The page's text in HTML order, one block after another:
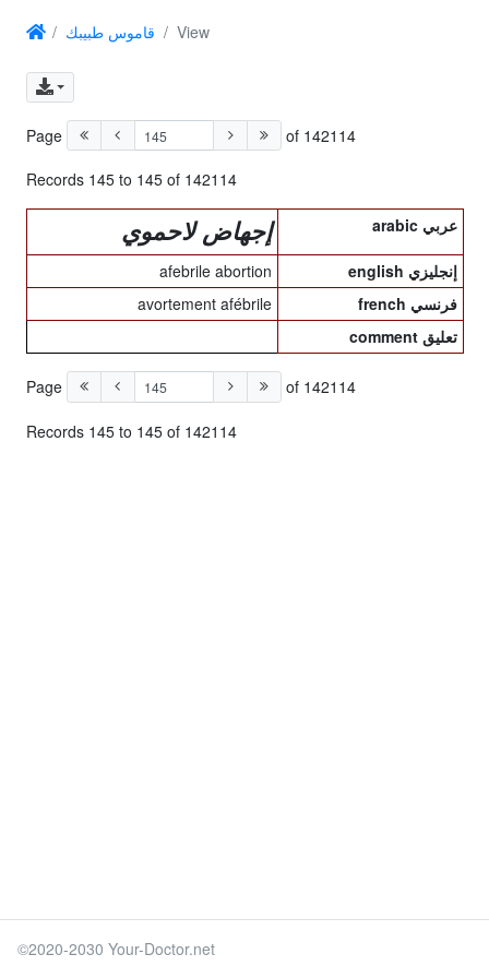
قاموس طبيبك View
Page of 142114
Records 145 to 145 of 142114
arabic عربي إجهاض لاحموي
english إنجليزي
afebrile abortion
french فرنسي
avortement afébrile
comment تعليق
Page of 142114
Records 145 to 145 of 142114
©2020-2030 Your-Doctor.net